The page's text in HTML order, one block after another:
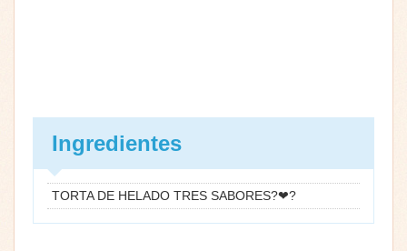
Ingredientes
TORTA DE HELADO TRES SABORES?❤?